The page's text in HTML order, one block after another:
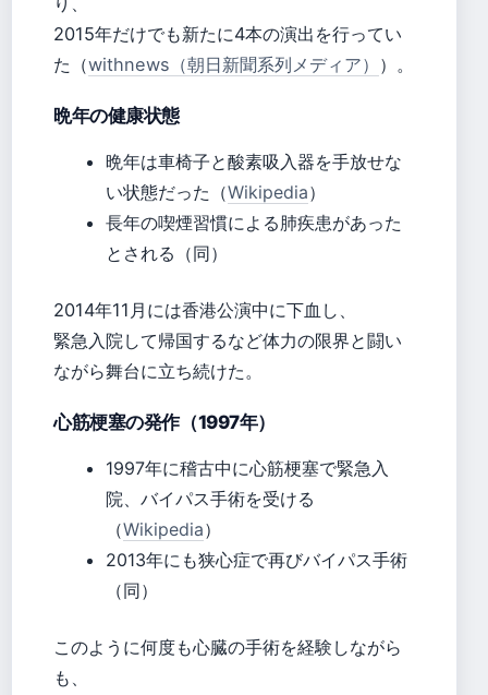
2015年だけでも新たに4本の演出を行ってい
た（withnews（朝日新聞系列メディア） ）。
晩年の健康状態
晩年は車椅子と酸素吸入器を手放せな
い状態だった（Wikipedia）
長年の喫煙習慣による肺疾患があった
とされる（同）
2014年11月には香港公演中に下血し、
緊急入院して帰国するなど体力の限界と闘い
ながら舞台に立ち続けた。
心筋梗塞の発作（1997年）
1997年に稽古中に心筋梗塞で緊急入
院、バイパス手術を受ける
（Wikipedia）
2013年にも狭心症で再びバイパス手術
（同）
このように何度も心臓の手術を経験しながら
も、